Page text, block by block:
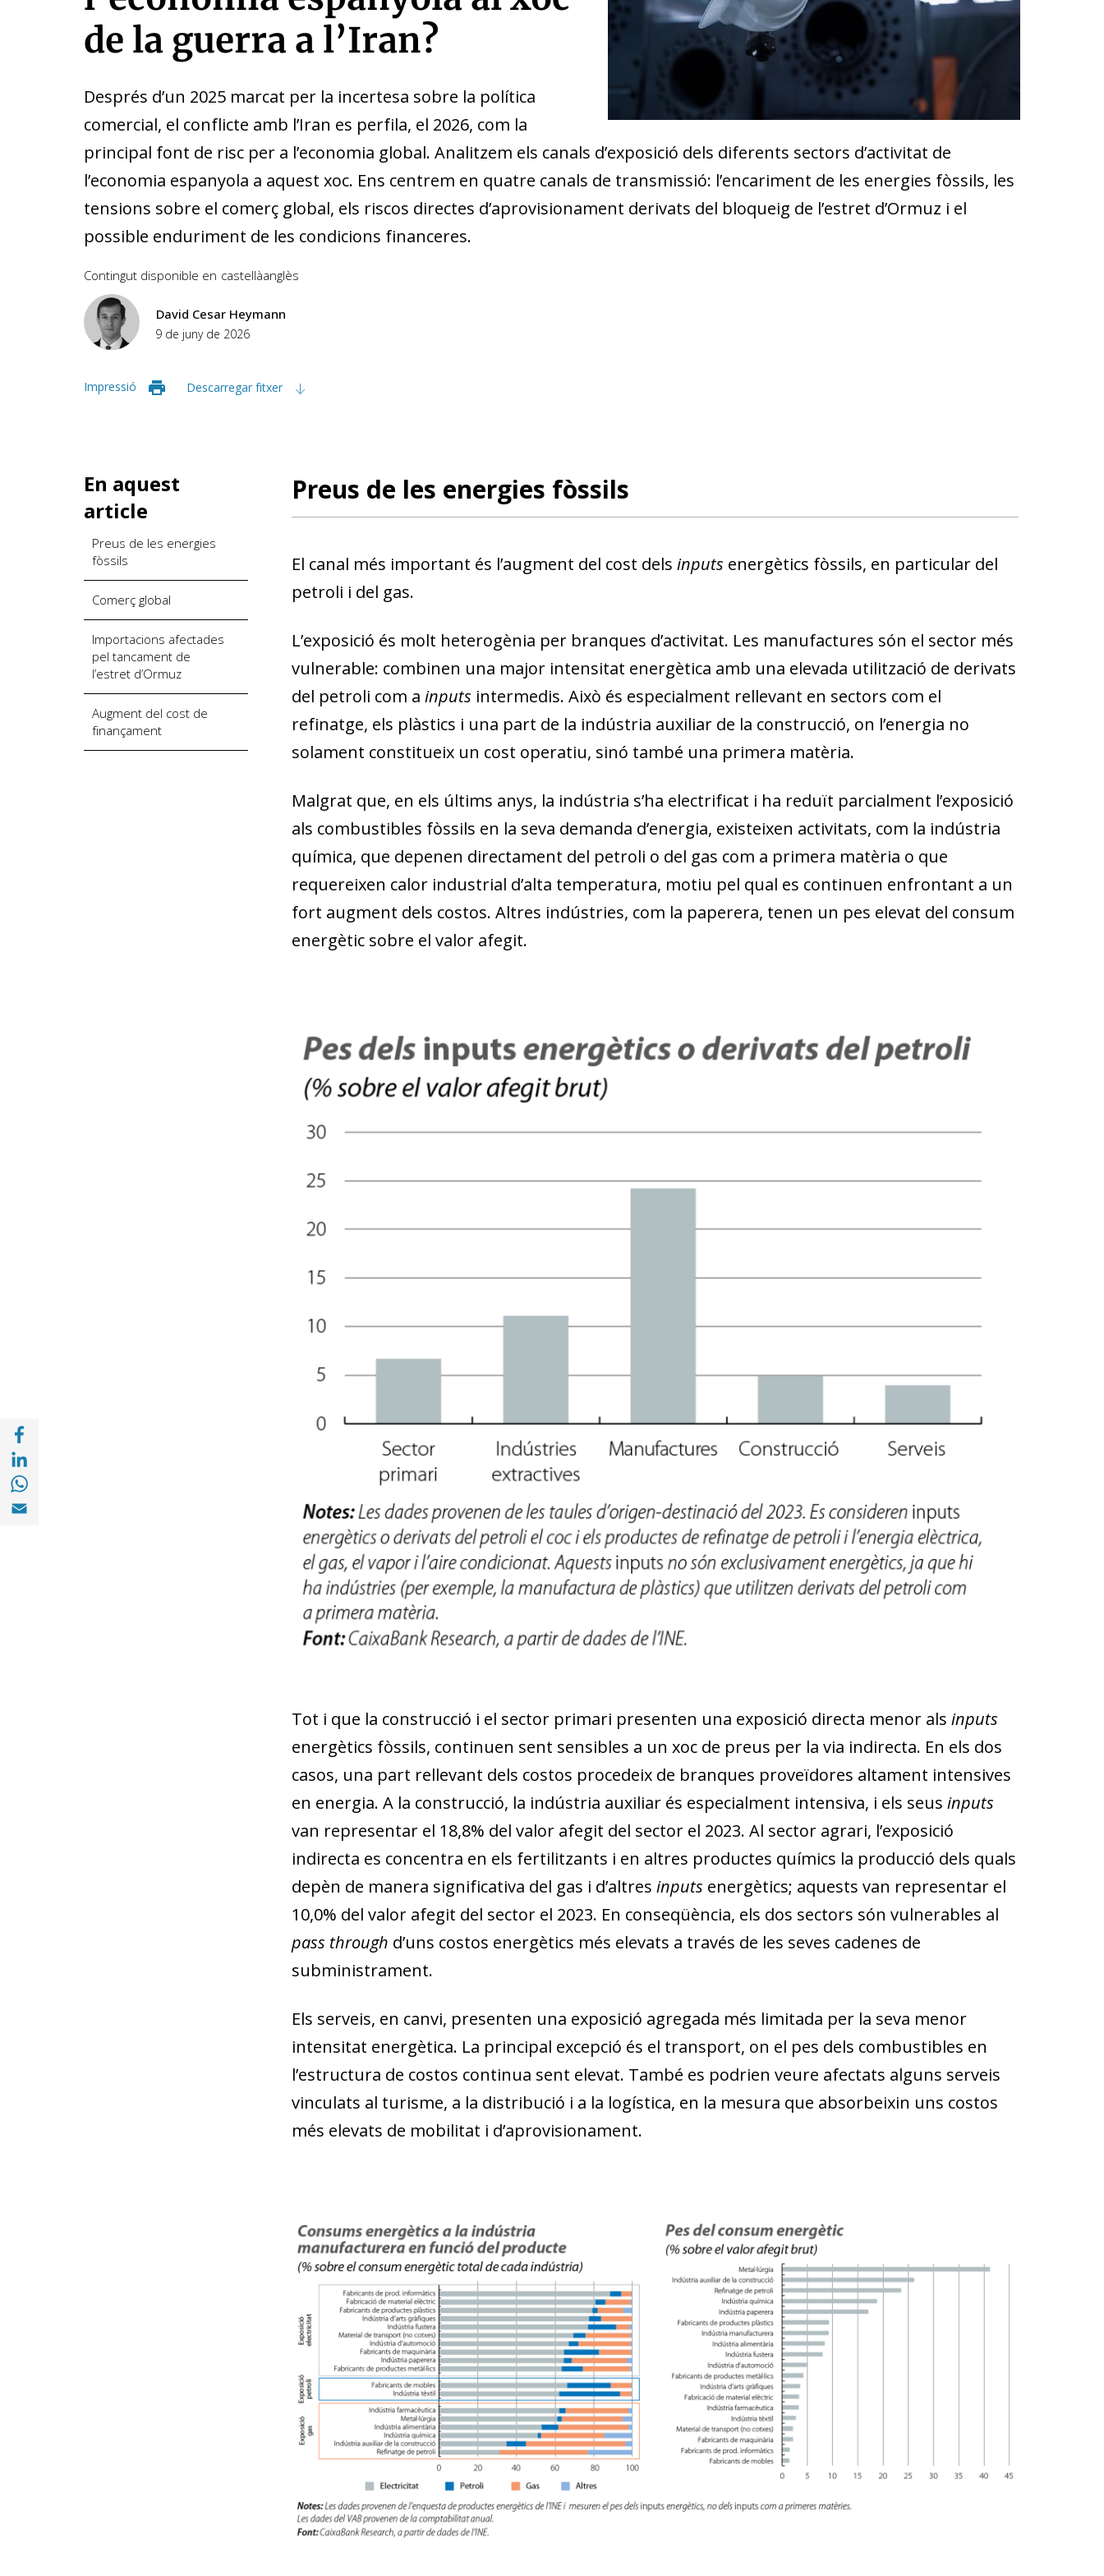
de la guerra a l’Iran?
Després d’un 2025 marcat per la incertesa sobre la política
comercial, el conflicte amb l’Iran es perfila, el 2026, com la
principal font de risc per a l’economia global. Analitzem els canals d’exposició dels diferents sectors d’activitat de
l’economia espanyola a aquest xoc. Ens centrem en quatre canals de transmissió: l’encariment de les energies fòssils, les
tensions sobre el comerç global, els riscos directes d’aprovisionament derivats del bloqueig de l’estret d’Ormuz i el
possible enduriment de les condicions financeres.
Contingut disponible en castellàanglès
David Cesar Heymann
9 de juny de 2026
Impressió Descarregar fitxer
Compartir a Facebook (opens in a new window)
Compartir a with Linkedin (opens in a new window)
Compartir a with Whatsapp (opens in a new window)
Compartir a Email (opens in a new window)
En aquest
article
Preus de les energies
fòssils
Comerç global
Importacions afectades
pel tancament de
l’estret d’Ormuz
Augment del cost de
finançament
Preus de les energies fòssils
El canal més important és l’augment del cost dels inputs energètics fòssils, en particular del
petroli i del gas.
L’exposició és molt heterogènia per branques d’activitat. Les manufactures són el sector més
vulnerable: combinen una major intensitat energètica amb una elevada utilització de derivats
del petroli com a inputs intermedis. Això és especialment rellevant en sectors com el
refinatge, els plàstics i una part de la indústria auxiliar de la construcció, on l’energia no
solament constitueix un cost operatiu, sinó també una primera matèria.
Malgrat que, en els últims anys, la indústria s’ha electrificat i ha reduït parcialment l’exposició
als combustibles fòssils en la seva demanda d’energia, existeixen activitats, com la indústria
química, que depenen directament del petroli o del gas com a primera matèria o que
requereixen calor industrial d’alta temperatura, motiu pel qual es continuen enfrontant a un
fort augment dels costos. Altres indústries, com la paperera, tenen un pes elevat del consum
energètic sobre el valor afegit.
Tot i que la construcció i el sector primari presenten una exposició directa menor als inputs
energètics fòssils, continuen sent sensibles a un xoc de preus per la via indirecta. En els dos
casos, una part rellevant dels costos procedeix de branques proveïdores altament intensives
en energia. A la construcció, la indústria auxiliar és especialment intensiva, i els seus inputs
van representar el 18,8% del valor afegit del sector el 2023. Al sector agrari, l’exposició
indirecta es concentra en els fertilitzants i en altres productes químics la producció dels quals
depèn de manera significativa del gas i d’altres inputs energètics; aquests van representar el
10,0% del valor afegit del sector el 2023. En conseqüència, els dos sectors són vulnerables al
pass through d’uns costos energètics més elevats a través de les seves cadenes de
subministrament.
Els serveis, en canvi, presenten una exposició agregada més limitada per la seva menor
intensitat energètica. La prin­cipal excepció és el transport, on el pes dels combustibles en
l’estructura de costos continua sent elevat. També es podrien veure afectats alguns serveis
vinculats al turisme, a la distribució i a la logística, en la mesura que absorbeixin uns costos
més elevats de mobilitat i d’aprovisionament.